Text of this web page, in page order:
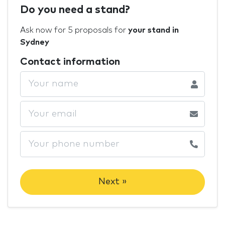
Do you need a stand?
Ask now for 5 proposals for your stand in
Sydney
Contact information
Next »